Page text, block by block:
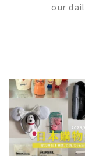
our
💭留言「免費」傳日
貨/機場/Donki/折
555